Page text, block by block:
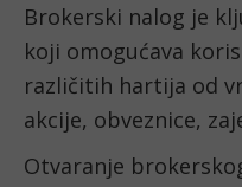
Brokerski nalog je
koji omogućava
različitih hartija od
akcije, obveznice,
Otvaranje